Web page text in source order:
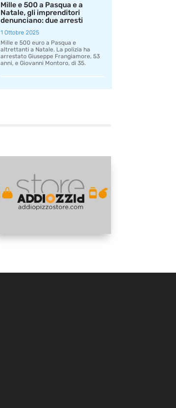
Mille e 500 a Pasqua e a
Natale, gli imprenditori
denunciano: due arresti
1 Ottobre 2025
Mille e 500 euro a Pasqua e
altrettanti a Natale. La polizia ha
arrestato Giuseppe Frangiamore, 53
anni, e Giovanni Montoro, di 35.